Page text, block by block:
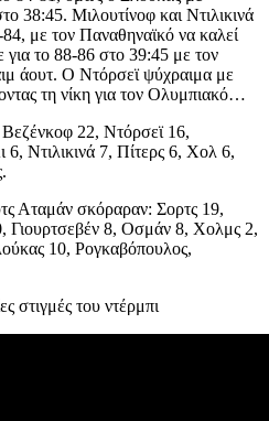
38:45. Μιλουτίνοφ και Ντιλικινά
με τον Παναθηναϊκό να καλεί
το 88-86 στο 39:45 με τον
άουτ. Ο Ντόρσεϊ ψύχραιμα με
τη νίκη για τον Ολυμπιακό…
22, Ντόρσεϊ 16,
Ντιλικινά 7, Πίτερς 6, Χολ 6,
Αταμάν σκόραραν: Σορτς 19,
Γιουρτσεβέν 8, Οσμάν 8, Χολμς 2,
10, Ρογκαβόπουλος,
στιγμές του ντέρμπι